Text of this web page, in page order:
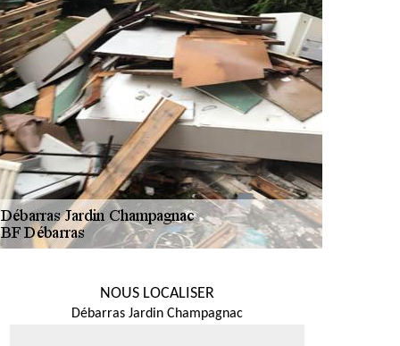
NOUS LOCALISER
Débarras Jardin Champagnac